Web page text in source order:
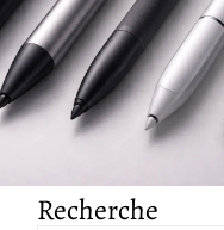
Recherche